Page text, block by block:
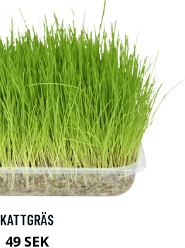
KATTGRÄS
49 SEK